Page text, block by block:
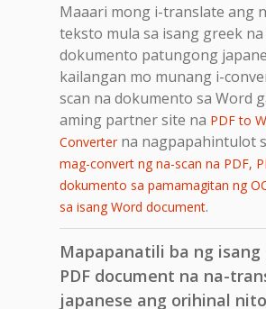
Maaari mong i-translate ang
teksto mula sa isang greek na
dokumento patungong
kailangan mo munang i-
scan na dokumento sa Word
aming partner site na PDF to
Converterna nagpapahintulot
mag-convert ng na-scan na PDF,
dokumento sa pamamagitan ng
sa isang Word document.
Mapapanatili ba ng isang
PDF document na na-
japanese ang orihinal